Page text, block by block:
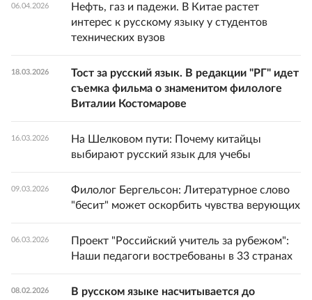
06.04.2026
Нефть, газ и падежи. В Китае растет
интерес к русскому языку у студентов
технических вузов
18.03.2026
Тост за русский язык. В редакции "РГ" идет
съемка фильма о знаменитом филологе
Виталии Костомарове
16.03.2026
На Шелковом пути: Почему китайцы
выбирают русский язык для учебы
09.03.2026
Филолог Бергельсон: Литературное слово
"бесит" может оскорбить чувства верующих
06.03.2026
Проект "Российский учитель за рубежом":
Наши педагоги востребованы в 33 странах
08.02.2026
В русском языке насчитывается до